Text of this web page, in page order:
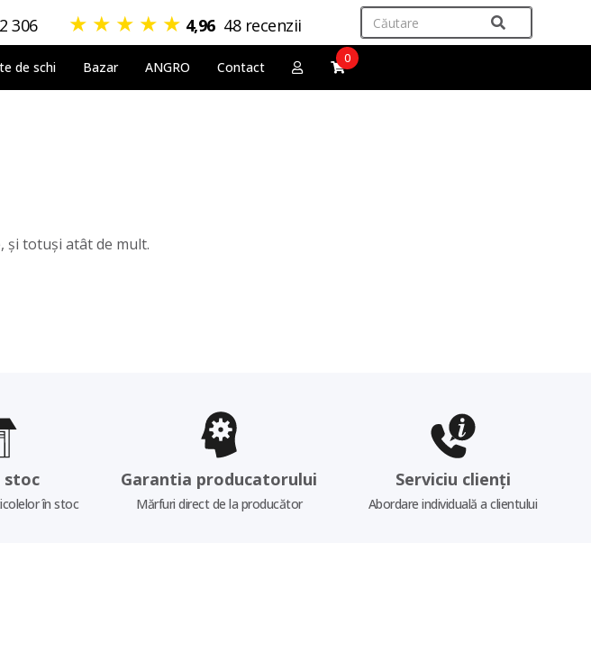
306 ★ ★ ★ ★ ★ 4,96 48 recenzii
de schi Bazar ANGRO Contact
0
și totuși atât de mult.
stoc
în stoc
Garantia producatorului
Mărfuri direct de la producător
Serviciu clienți
Abordare individuală a clientului